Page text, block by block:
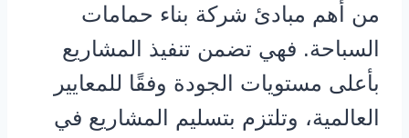
من أهم مبادئ شركة بناء حمامات
السباحة. فهي تضمن تنفيذ المشاريع
بأعلى مستويات الجودة وفقًا للمعايير
العالمية، وتلتزم بتسليم المشاريع في